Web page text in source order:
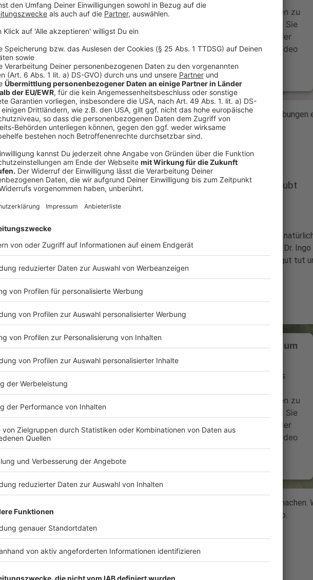
einzubetten. Dieser Service kann Daten zu
Ihren Aktivitäten sammeln. Bitte lesen Sie
die Details durch und stimmen Sie der
Nutzung des Service zu, um dieses Video
Mehr Informationen
Akzeptieren
powered byUsercentrics Consent Management
Sportwissenschaftler Dr. Ingo Froböse erklärt im Video, welche Übungen
empfiehlt.
Ausdauertraining an der frischen Luft immer noch erlaubt
Wer allerdings noch mehr für seinen Körper machen möchte, kann
Sport betreiben - am besten alleine. In diesem Video erklärt euch Dr. Ingo
Ausdauertraining unserem Körper und unserem Immunsystem so gut tut
in der Woche empfiehlt.
Anzeige
Wir benötigen Ihre Zustimmung, um
den Vimeo-Service zu laden!
Wir verwenden einen Service eines
einzubetten. Dieser Service kann Daten zu
Ihren Aktivitäten sammeln. Bitte lesen Sie
die Details durch und stimmen Sie der
Nutzung des Service zu, um dieses Video
anzusehen.
Akzeptieren
Usercentrics Consent Management
Es ist weiterhin erlaubt, draußen - am besten - alleine - Sport zu machen.
Ausdauertraining so wichtig ist, erklärt Dr. Froböse in diesem Video.
Sportstunde für die Kinder